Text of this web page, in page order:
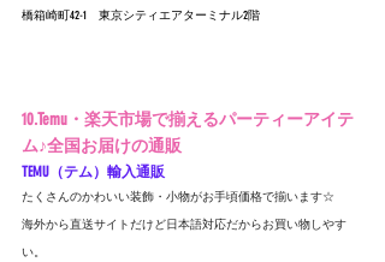
橋箱崎町42-1　東京シティエアターミナル2階
10.Temu・楽天市場で揃えるパーティーアイテ
ム♪全国お届けの通販
TEMU（テム）輸入通販
たくさんのかわいい装飾・小物がお手頃価格で揃います☆
海外から直送サイトだけど日本語対応だからお買い物しやす
い。